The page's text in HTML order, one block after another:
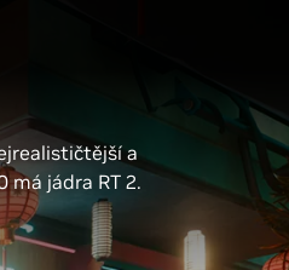
a
má jádra RT 2.